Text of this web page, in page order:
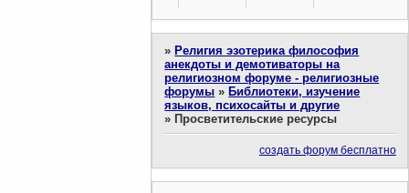
» Религия эзотерика философия
анекдоты и демотиваторы на
религиозном форуме - религиозные
форумы » Библиотеки, изучение
языков, психосайты и другие
» Просветительские ресурсы
создать форум бесплатно